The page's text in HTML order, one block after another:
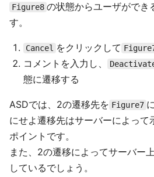
Figure8 の状態からユーザができ
す。
Cancel をクリックして
コメントを入力し、
態に遷移する
ASDでは、2の遷移先を Figure7
にせよ遷移先はサーバーによって
ポイントです。
また、2の遷移によってサーバー
しているでしょう。